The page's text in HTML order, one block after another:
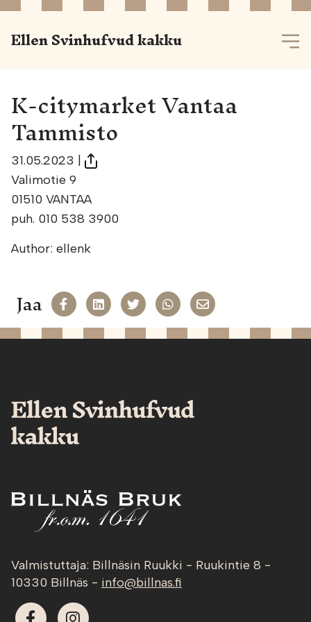
Ellen Svinhufvud kakku
K-citymarket Vantaa
Tammisto
31.05.2023
Valimotie 9
01510 VANTAA
puh. 010 538 3900
Author: ellenk
Jaa Jaa Facekookiin
Share on LinkedIn
Jaa TwitteriinJaa WhatsAppiin
Valmistuttaja: Billnäsin Ruukki - Ruukintie 8 -
10330 Billnäs - info@billnas.fi
Facebook